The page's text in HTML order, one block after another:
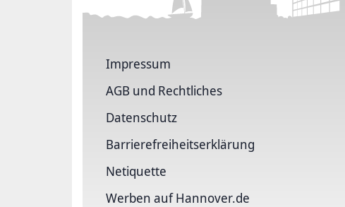
Impressum
AGB und Rechtliches
Datenschutz
Barriere­freiheits­erklärung
Netiquette
Werben auf Hannover.de